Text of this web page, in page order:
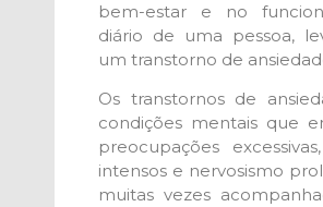
bem-estar e no
diário de uma pessoa,
um transtorno de
Os transtornos de
condições mentais que
preocupações
intensos e nervosismo
muitas vezes